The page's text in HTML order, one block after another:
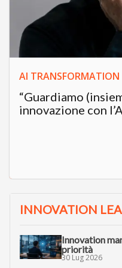
AI TRANSFORMATION
“Guardiamo
innovazione con
INNOVATION
Innovation
priorità
30 Lug 2026